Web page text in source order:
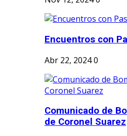
Encuentros con
Abr 22, 20240
Comunicado de
de Coronel Suarez